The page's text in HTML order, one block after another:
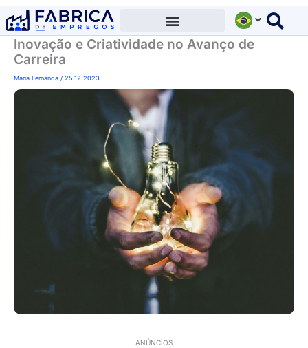
para
conteúdo
Inovação e Criatividade no Avanço de
Carreira
Maria Fernanda / 25.12.2023
ANÚNCIOS